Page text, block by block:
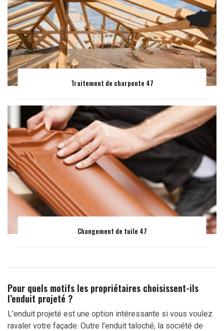
Traitement de charpente 47
Changement de tuile 47
Pour quels motifs les propriétaires choisissent-ils
l’enduit projeté ?
L’enduit projeté est une option intéressante si vous voulez
ravaler votre façade. Outre l’enduit taloché, la société de